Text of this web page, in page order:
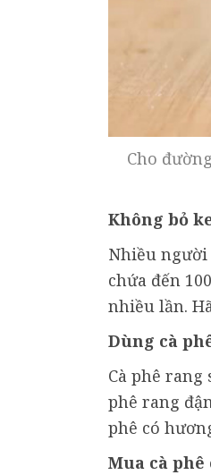
Cho
Không bỏ
Nhiều
chứa đến
nhiều lần.
Dùng cà
Cà phê
phê rang
phê có
Mua cà